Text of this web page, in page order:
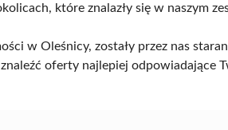
które znalazły się w naszym
w Oleśnicy, zostały przez nas
oferty najlepiej odpowiadające